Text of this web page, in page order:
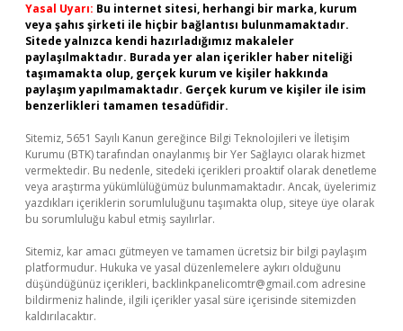
Yasal Uyarı: Bu internet sitesi, herhangi bir marka, kurum
veya şahıs şirketi ile hiçbir bağlantısı bulunmamaktadır.
Sitede yalnızca kendi hazırladığımız makaleler
paylaşılmaktadır. Burada yer alan içerikler haber niteliği
taşımamakta olup, gerçek kurum ve kişiler hakkında
paylaşım yapılmamaktadır. Gerçek kurum ve kişiler ile isim
benzerlikleri tamamen tesadüfidir.
Sitemiz, 5651 Sayılı Kanun gereğince Bilgi Teknolojileri ve İletişim
Kurumu (BTK) tarafından onaylanmış bir Yer Sağlayıcı olarak hizmet
vermektedir. Bu nedenle, sitedeki içerikleri proaktif olarak denetleme
veya araştırma yükümlülüğümüz bulunmamaktadır. Ancak, üyelerimiz
yazdıkları içeriklerin sorumluluğunu taşımakta olup, siteye üye olarak
bu sorumluluğu kabul etmiş sayılırlar.
Sitemiz, kar amacı gütmeyen ve tamamen ücretsiz bir bilgi paylaşım
platformudur. Hukuka ve yasal düzenlemelere aykırı olduğunu
düşündüğünüz içerikleri, backlinkpanelicomtr@gmail.com adresine
bildirmeniz halinde, ilgili içerikler yasal süre içerisinde sitemizden
kaldırılacaktır.